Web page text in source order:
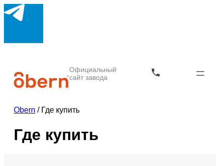
Официальный
сайт завода
Obern / Где купить
Где купить